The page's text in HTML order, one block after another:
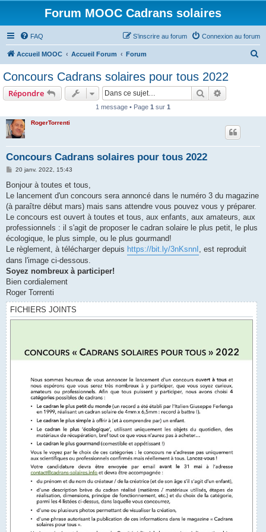
Forum MOOC Cadrans solaires
FAQ Connexion au forum
S’inscrire au forum
Accueil MOOC Accueil Forum Forum
Concours Cadrans solaires pour tous 2022
Répondre Rechercher
1 message • Page 1 sur 1
RogerTorrenti
Concours Cadrans solaires pour tous 2022
M
s
a
g
e
20 janv. 2022, 15:43
Bonjour à toutes et tous,
Le lancement d'un concours sera annoncé dans le numéro 3 du magazine
(à paraître début mars) mais sans attendre vous pouvez vous y préparer.
Le concours est ouvert à toutes et tous, aux enfants, aux amateurs, aux
professionnels : il s'agit de proposer le cadran solaire le plus petit, le plus
écologique, le plus simple, ou le plus gourmand!
Le règlement, à télécharger depuis https://bit.ly/3nKsnnI , est reproduit
dans l'image ci-dessous.
Soyez nombreux à participer!
Bien cordialement
Roger Torrenti
FICHIERS JOINTS